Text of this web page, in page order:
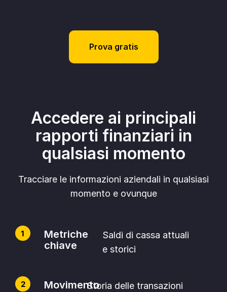
Prova gratis
Accedere ai principali
rapporti finanziari in
qualsiasi momento
Tracciare le informazioni aziendali in qualsiasi
momento e ovunque
Metriche
chiave
Saldi di cassa attuali
e storici
MovimentoStoria delle transazioni